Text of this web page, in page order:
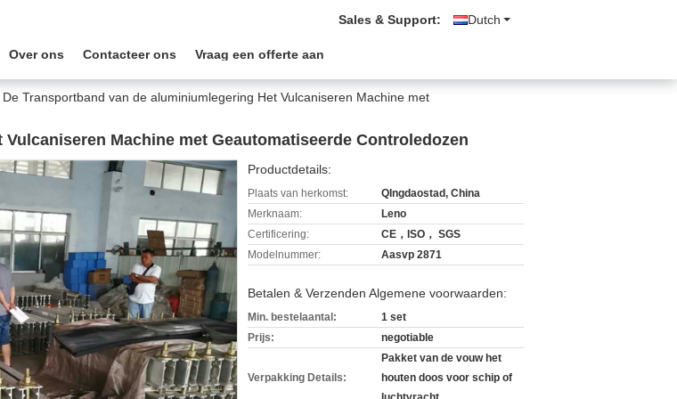
Dutch
Sales & Support:
Over ons Contacteer ons Vraag een offerte aan
De Transportband van de aluminiumlegering Het Vulcaniseren Machine met
Machine met Geautomatiseerde Controledozen
Productdetails:
Plaats van herkomst:
QIngdaostad, China
Merknaam:
Leno
Certificering:
CE，ISO， SGS
Modelnummer:
Aasvp 2871
Betalen & Verzenden Algemene voorwaarden:
Min. bestelaantal:
1 set
Prijs:
negotiable
Verpakking Details:
Pakket van de vouw het
houten doos voor schip of